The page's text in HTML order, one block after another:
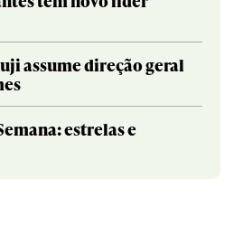
assume direção geral
estrelas e